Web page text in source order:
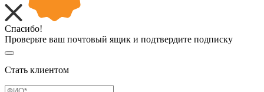
Спасибо!
Проверьте ваш почтовый ящик и подтвердите подписку
Стать клиентом